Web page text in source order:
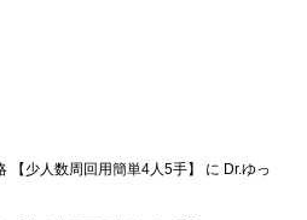
【少人数周回用簡単4人5手】 に Dr.ゆっ